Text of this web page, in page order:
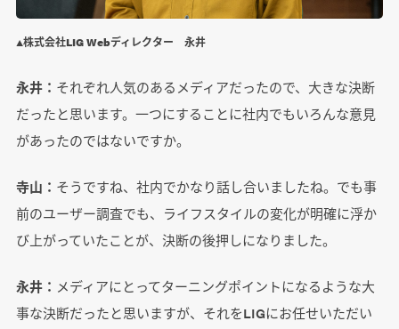
▲株式会社LIG Webディレクター 永井
永井： それぞれ人気のあるメディアだったので、大きな決断
だったと思います。一つにすることに社内でもいろんな意見
があったのではないですか。
寺山： そうですね、社内でかなり話し合いましたね。でも事
前のユーザー調査でも、ライフスタイルの変化が明確に浮か
び上がっていたことが、決断の後押しになりました。
永井： メディアにとってターニングポイントになるような大
事な決断だったと思いますが、それをLIGにお任せいただい